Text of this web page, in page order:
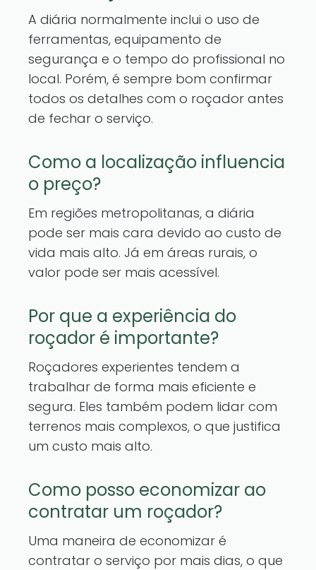
A diária normalmente inclui o uso de
ferramentas, equipamento de
segurança e o tempo do profissional no
local. Porém, é sempre bom confirmar
todos os detalhes com o roçador antes
de fechar o serviço.
Como a localização influencia
o preço?
Em regiões metropolitanas, a diária
pode ser mais cara devido ao custo de
vida mais alto. Já em áreas rurais, o
valor pode ser mais acessível.
Por que a experiência do
roçador é importante?
Roçadores experientes tendem a
trabalhar de forma mais eficiente e
segura. Eles também podem lidar com
terrenos mais complexos, o que justifica
um custo mais alto.
Como posso economizar ao
contratar um roçador?
Uma maneira de economizar é
contratar o serviço por mais dias, o que